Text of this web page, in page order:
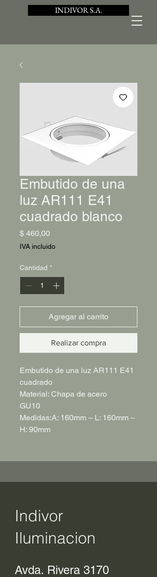
INDIVOR S.A.
Embutido de una
luz AR111 E41
cuadrado blanco
$ 460,00Precio
IVA incluido
Cantidad *
Agregar al carrito
Realizar compra
Embutido de una luz AR111 E41
cuadrado
Material: Chapa de acero
GU10
Medidas:A: 160mm – L: 160mm –
H: 90mm
Indivor
Iluminacion
Avda. Rivera 3170